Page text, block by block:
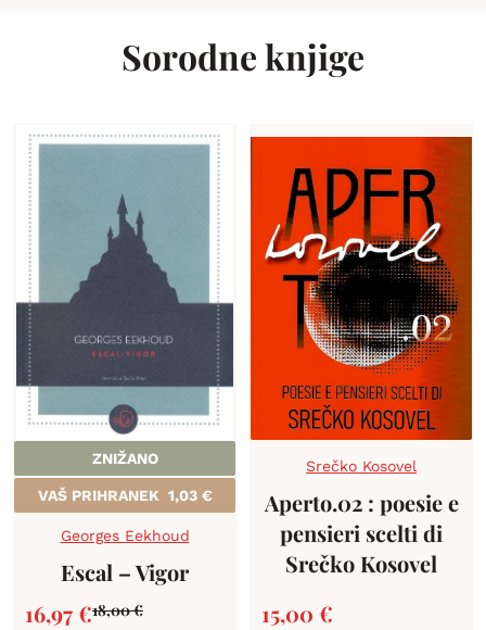
Sorodne knjige
ZNIŽANO
VAŠ PRIHRANEK 1,03 €
Georges Eekhoud
Escal – Vigor
18,00€
16,97€
Srečko Kosovel
Aperto.02 : poesie e
pensieri scelti di
Srečko Kosovel
15,00 €